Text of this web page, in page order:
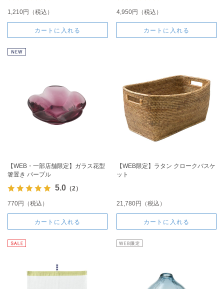
1,210円（税込）
カートに入れる
4,950円（税込）
カートに入れる
【WEB・一部店舗限定】ガラス花型
箸置き パープル
5.0（2）
770円（税込）
カートに入れる
【WEB限定】ラタン クロークバスケ
ット
21,780円（税込）
カートに入れる